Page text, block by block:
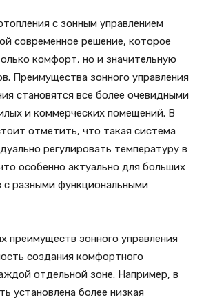
с зонным управлением
современное решение, которое
комфорт, но и значительную
Преимущества зонного управления
становятся все более очевидными
и коммерческих помещений. В
отметить, что такая система
регулировать температуру в
особенно актуально для больших
разными функциональными
преимуществ зонного управления
создания комфортного
отдельной зоне. Например, в
установлена более низкая